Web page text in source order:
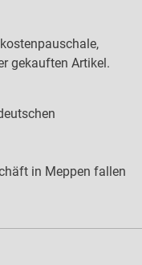
gekauften Artikel.
in Meppen fallen